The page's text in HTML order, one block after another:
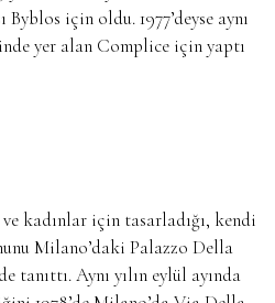
için oldu. 1977’deyse aynı
yer alan Complice için yaptı
kadınlar için tasarladığı, kendi
Milano’daki Palazzo Della
tanıttı. Aynı yılın eylül ayında